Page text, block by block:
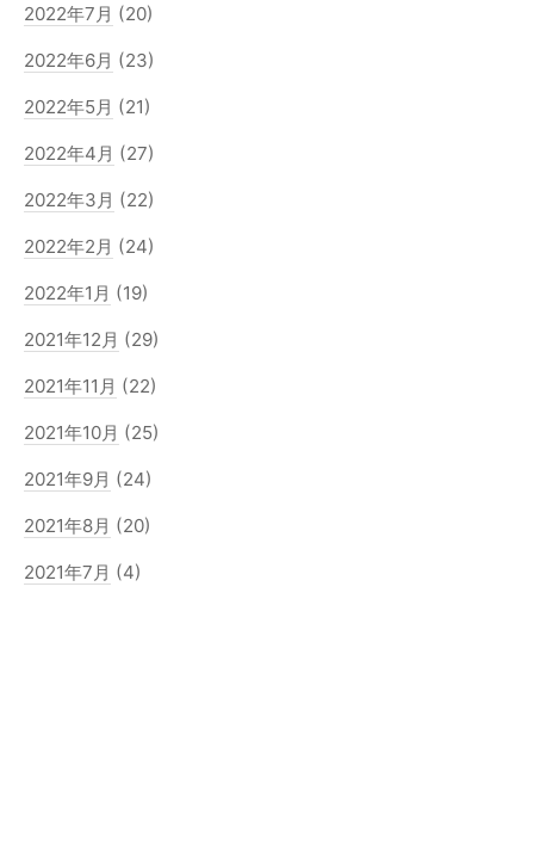
2022年7月 (20)
2022年6月 (23)
2022年5月 (21)
2022年4月 (27)
2022年3月 (22)
2022年2月 (24)
2022年1月 (19)
2021年12月 (29)
2021年11月 (22)
2021年10月 (25)
2021年9月 (24)
2021年8月 (20)
2021年7月 (4)